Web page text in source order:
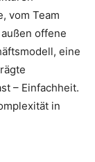
vom Team
offene
eine
– Einfachheit.
in